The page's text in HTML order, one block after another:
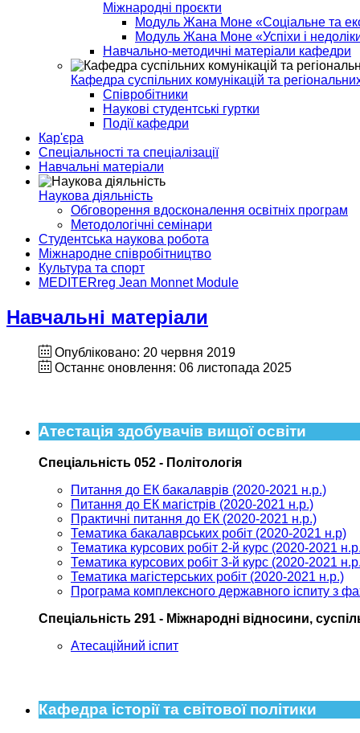
Міжнародні проєкти
Модуль Жана Моне «Соціальне та
Модуль Жана Моне «Успіхи і
Навчально-методичні матеріали кафедри
Кафедра суспільних комунікацій та
Співробітники
Наукові студентські гуртки
Події кафедри
Кар'єра
Спеціальності та спеціалізації
Навчальні матеріали
Наукова діяльність
Обговорення вдосконалення освітніх програм
Методологічні семінари
Студентська наукова робота
Міжнародне співробітництво
Культура та спорт
MEDITERreg Jean Monnet Module
Навчальні матеріали
Опубліковано: 20 червня 2019
Останнє оновлення: 06 листопада 2025
Атестація здобувачів вищої освіти
Спеціальність 052 - Політологія
Питання до ЕК бакалаврів (2020-2021 н.р.)
Питання до ЕК магістрів (2020-2021 н.р.)
Практичні питання до ЕК (2020-2021 н.р.)
Тематика бакалаврських робіт (2020-2021 н.р)
Тематика курсових робіт 2-й курс (2020-2021
Тематика курсових робіт 3-й курс (2020-2021
Тематика магістерських робіт (2020-2021 н.р.)
Програма комплексного державного іспиту з
Спеціальність 291 - Міжнародні відносини,
Атесаційний іспит
Кафедра історії та світової політики